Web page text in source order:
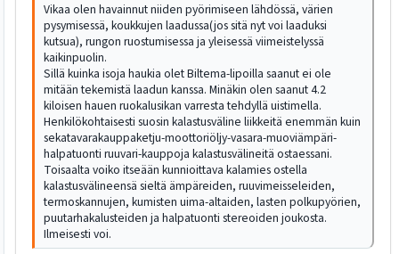
Vikaa olen havainnut niiden pyörimiseen lähdössä, värien
pysymisessä, koukkujen laadussa(jos sitä nyt voi laaduksi
kutsua), rungon ruostumisessa ja yleisessä viimeistelyssä
kaikinpuolin.
Sillä kuinka isoja haukia olet Biltema-lipoilla saanut ei ole
mitään tekemistä laadun kanssa. Minäkin olen saanut 4.2
kiloisen hauen ruokalusikan varresta tehdyllä uistimella.
Henkilökohtaisesti suosin kalastusväline liikkeitä enemmän kuin
sekatavarakauppaketju-moottoriöljy-vasara-muoviämpäri-
halpatuonti ruuvari-kauppoja kalastusvälineitä ostaessani.
Toisaalta voiko itseään kunnioittava kalamies ostella
kalastusvälineensä sieltä ämpäreiden, ruuvimeisseleiden,
termoskannujen, kumisten uima-altaiden, lasten polkupyörien,
puutarhakalusteiden ja halpatuonti stereoiden joukosta.
Ilmeisesti voi.